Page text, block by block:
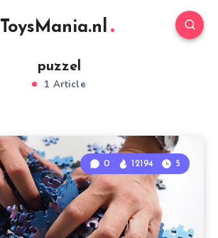
ToysMania.nl
puzzel
1 Article
0 12194 5